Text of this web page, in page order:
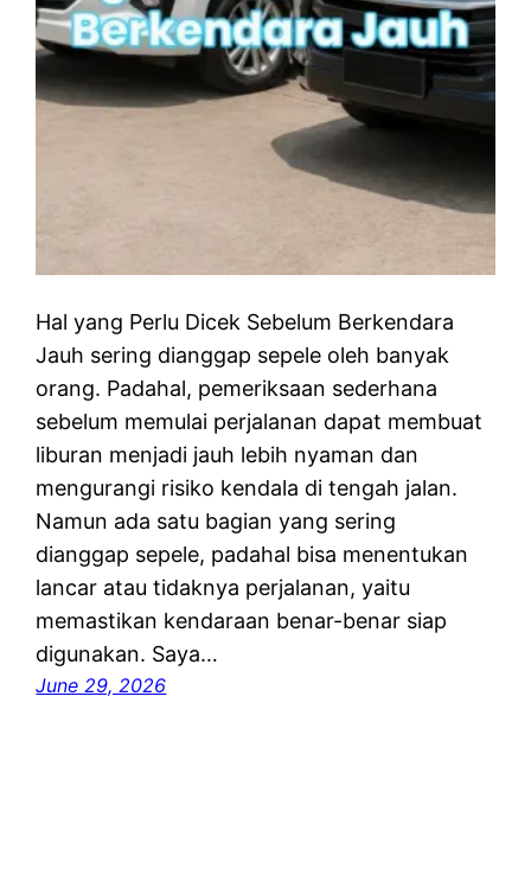
Hal yang Perlu Dicek Sebelum Berkendara
Jauh sering dianggap sepele oleh banyak
orang. Padahal, pemeriksaan sederhana
sebelum memulai perjalanan dapat membuat
liburan menjadi jauh lebih nyaman dan
mengurangi risiko kendala di tengah jalan.
Namun ada satu bagian yang sering
dianggap sepele, padahal bisa menentukan
lancar atau tidaknya perjalanan, yaitu
memastikan kendaraan benar-benar siap
digunakan. Saya…
June 29, 2026